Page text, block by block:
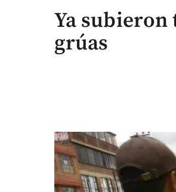
Ya subieron
grúas